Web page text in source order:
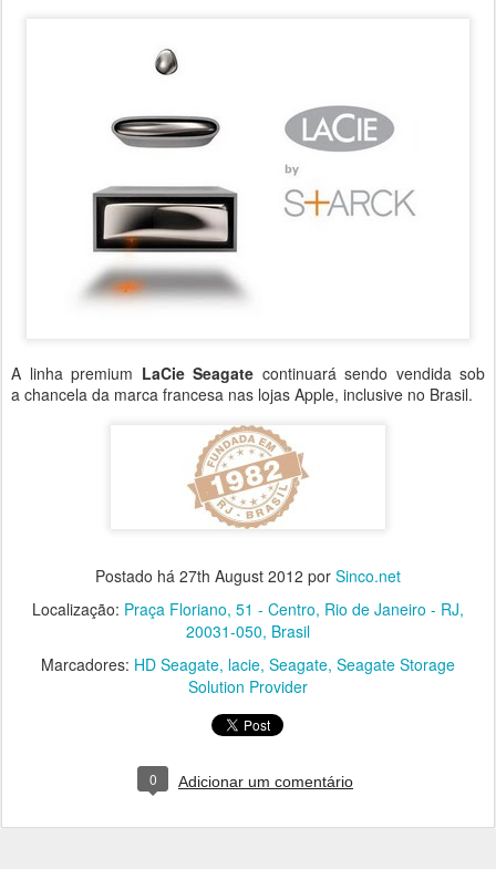
A linha premium LaCie Seagate continuará sendo vendida sob
a chancela da marca francesa nas lojas Apple, inclusive no Brasil.
Postado há 27th August 2012 por Sinco.net
Localização: Praça Floriano, 51 - Centro, Rio de Janeiro - RJ,
20031-050, Brasil
Marcadores: HD Seagate lacie Seagate Seagate Storage
Solution Provider
0 Adicionar um comentário